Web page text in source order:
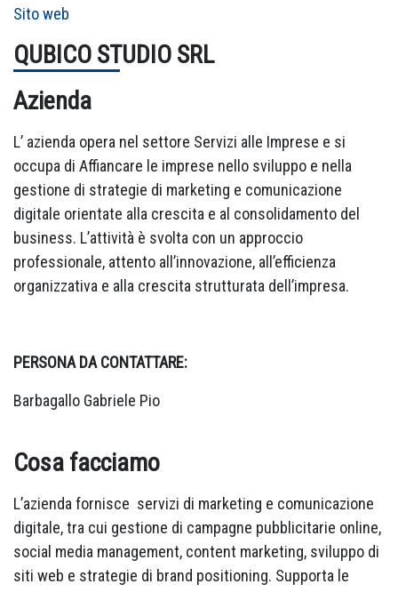
Sito web
QUBICO STUDIO SRL
Azienda
L’ azienda opera nel settore Servizi alle Imprese e si
occupa di Affiancare le imprese nello sviluppo e nella
gestione di strategie di marketing e comunicazione
digitale orientate alla crescita e al consolidamento del
business. L’attività è svolta con un approccio
professionale, attento all’innovazione, all’efficienza
organizzativa e alla crescita strutturata dell’impresa.
PERSONA DA CONTATTARE:
Barbagallo Gabriele Pio
Cosa facciamo
L’azienda fornisce servizi di marketing e comunicazione
digitale, tra cui gestione di campagne pubblicitarie online,
social media management, content marketing, sviluppo di
siti web e strategie di brand positioning. Supporta le